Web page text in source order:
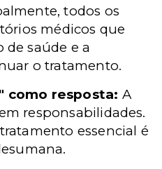
todos os
médicos que
de saúde e a
o tratamento.
como resposta: A
responsabilidades.
essencial é